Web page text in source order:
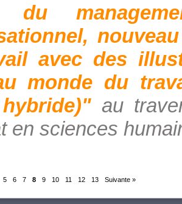
du
avec des
monde du
au
en sciences
5 6 7 8 9 10 11 12 13 Suivante »